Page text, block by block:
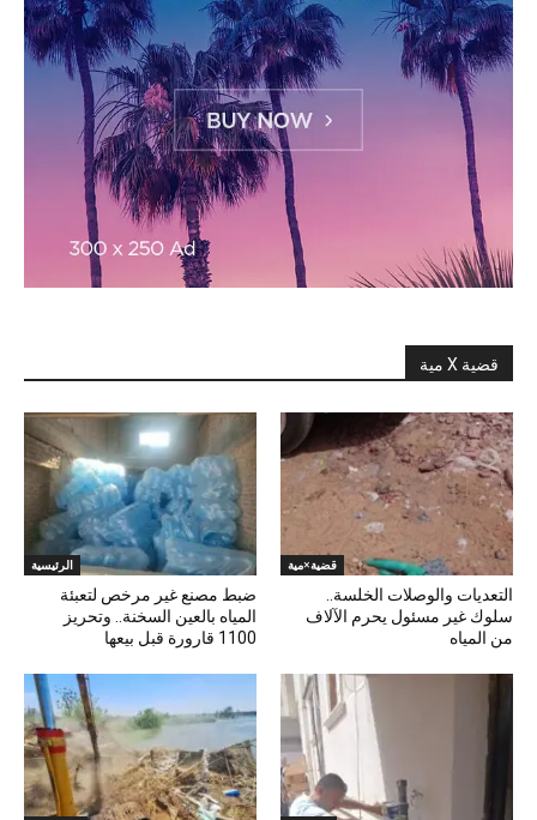
قضية X مية
قضية×مية
التعديات والوصلات الخلسة..
سلوك غير مسئول يحرم الآلاف
من المياه
الرئيسية
ضبط مصنع غير مرخص لتعبئة
المياه بالعين السخنة.. وتحريز
1100 قارورة قبل بيعها